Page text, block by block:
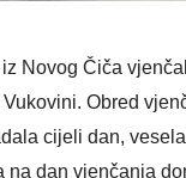
Novog Čiča
Obred
cijeli dan,
dan vjenčanja